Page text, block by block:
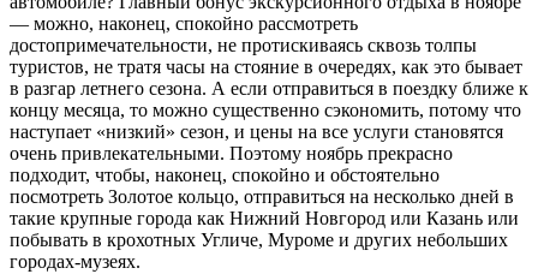
— можно, наконец, спокойно рассмотреть
достопримечательности, не протискиваясь сквозь толпы
туристов, не тратя часы на стояние в очередях, как это бывает
в разгар летнего сезона. А если отправиться в поездку ближе к
концу месяца, то можно существенно сэкономить, потому что
наступает «низкий» сезон, и цены на все услуги становятся
очень привлекательными. Поэтому ноябрь прекрасно
подходит, чтобы, наконец, спокойно и обстоятельно
посмотреть Золотое кольцо, отправиться на несколько дней в
такие крупные города как Нижний Новгород или Казань или
побывать в крохотных Угличе, Муроме и других небольших
городах-музеях.